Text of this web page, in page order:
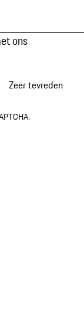
ons
Zeer tevreden